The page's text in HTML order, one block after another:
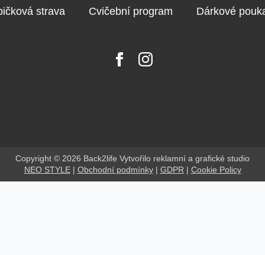
strava Cvičební program Dárkové
Copyright © 2026 Back2life Vytvořilo reklamní a grafické studio
NEO STYLE| Obchodní podmínky| GDPR | Cookie Policy